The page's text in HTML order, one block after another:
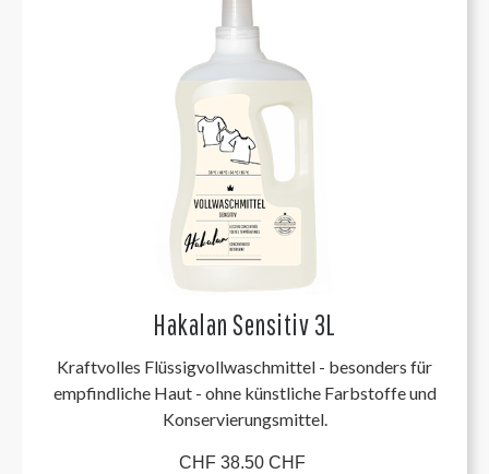
Hakalan Sensitiv 3L
Kraftvolles Flüssigvollwaschmittel - besonders für
empfindliche Haut - ohne künstliche Farbstoffe und
Konservierungsmittel.
CHF 38.50 CHF